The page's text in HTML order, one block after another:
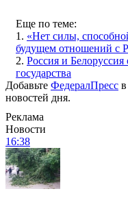
Еще по теме:
1. «Нет силы,
будущем отношений с
2. Россия и
государства
Добавьте ФедералПресс
новостей дня.
Реклама
Новости
16:38